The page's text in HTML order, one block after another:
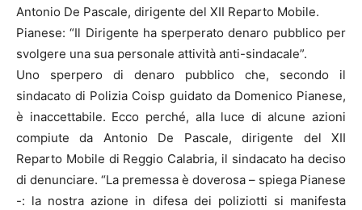
Antonio De Pascale, dirigente del XII Reparto Mobile.
Pianese: “Il Dirigente ha sperperato denaro pubblico per
svolgere una sua personale attività anti-sindacale”.
Uno sperpero di denaro pubblico che, secondo il
sindacato di Polizia Coisp guidato da Domenico Pianese,
è inaccettabile. Ecco perché, alla luce di alcune azioni
compiute da Antonio De Pascale, dirigente del XII
Reparto Mobile di Reggio Calabria, il sindacato ha deciso
di denunciare. “La premessa è doverosa – spiega Pianese
-: la nostra azione in difesa dei poliziotti si manifesta